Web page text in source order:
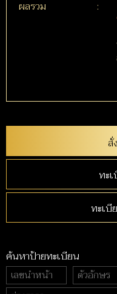
ผลรวม
:
สั่
ทะ
ทะเบี
ค้นหาป้ายทะเบียน